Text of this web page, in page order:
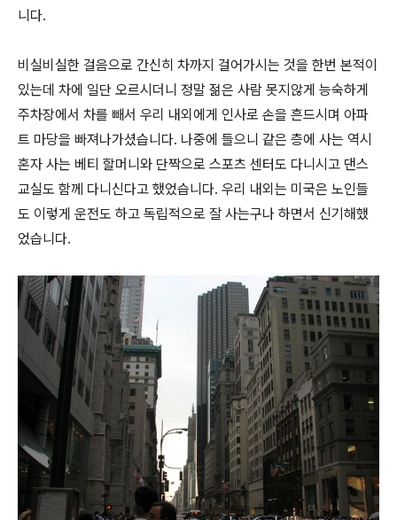
니다.
비실비실한 걸음으로 간신히 차까지 걸어가시는 것을 한번 본적이
있는데 차에 일단 오르시더니 정말 젊은 사람 못지않게 능숙하게
주차장에서 차를 빼서 우리 내외에게 인사로 손을 흔드시며 아파
트 마당을 빠져나가셨습니다. 나중에 들으니 같은 층에 사는 역시
혼자 사는 베티 할머니와 단짝으로 스포츠 센터도 다니시고 댄스
교실도 함께 다니신다고 했었습니다. 우리 내외는 미국은 노인들
도 이렇게 운전도 하고 독립적으로 잘 사는구나 하면서 신기해했
었습니다.